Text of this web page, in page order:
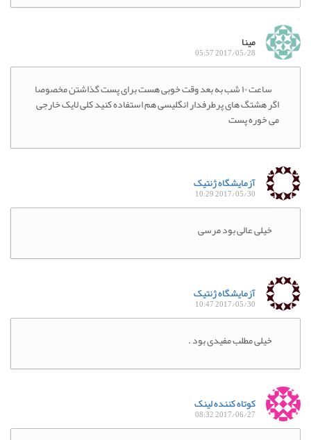
مینا
2017/05/28 05:57
ساعت ۱۰ شب به بعد وقت خوبی هست برای پست گذاشتن مخصوصا
اگر هشتگ های پرطرفدار انگلیسی هم استفاده کنید کلی لایک خارجی
می خوره پست
آزمایشگاه ژنتیک
2017/05/30 10:29
خیلی عالی بود مرسی
آزمایشگاه ژنتیک
2017/05/30 10:47
خیلی مطلب مفیدی بود .
کوتاه کننده لینک
2017/06/27 08:32